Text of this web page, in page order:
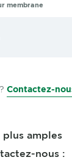
membrane
Contactez-
amples
nous :